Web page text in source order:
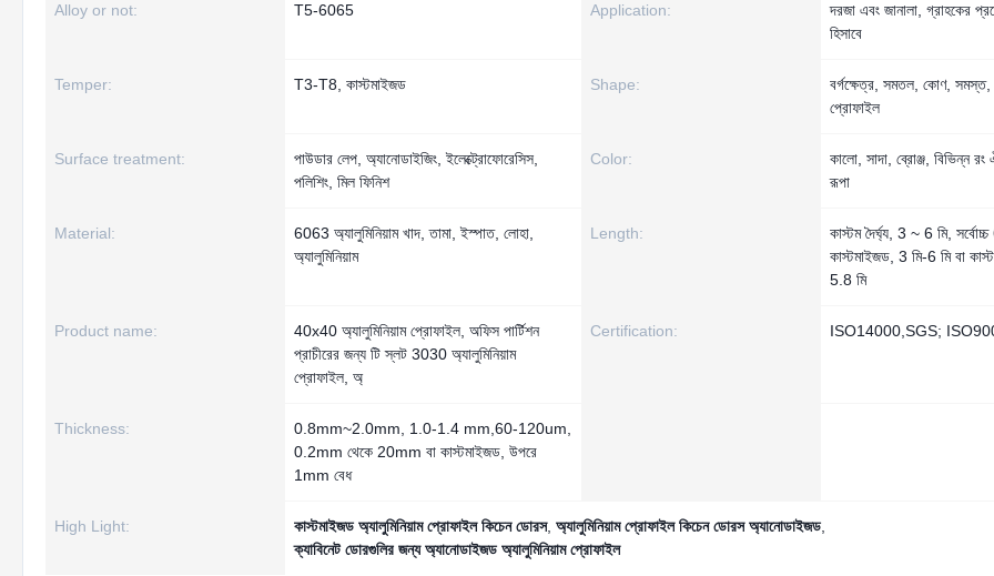
Alloy or not: T5-6065 Application:
দরজা এবং জানালা, গ্রাহকের
হিসাবে
Temper: T3-T8, কাস্টমাইজড Shape:
বর্গক্ষেত্র, সমতল, কোণ, সমস্ত,
প্রোফাইল
Surface treatment:
পাউডার লেপ, অ্যানোডাইজিং, ইলেক্ট্রোফোরেসিস,
পলিশিং, মিল ফিনিশ
Color:
কালো, সাদা, ব্রোঞ্জ, বিভিন্ন রং
রূপা
Material:
6063 অ্যালুমিনিয়াম খাদ, তামা, ইস্পাত, লোহা,
অ্যালুমিনিয়াম
Length:
কাস্টম দৈর্ঘ্য, 3 ~ 6 মি,
কাস্টমাইজড, 3 মি-6 মি বা
5.8 মি
Product name:
40x40 অ্যালুমিনিয়াম প্রোফাইল, অফিস পার্টিশন
প্রাচীরের জন্য টি স্লট 3030 অ্যালুমিনিয়াম
প্রোফাইল, অ্
Certification: ISO14000,SGS;
Thickness:
0.8mm~2.0mm, 1.0-1.4 mm,60-120um,
0.2mm থেকে 20mm বা কাস্টমাইজড, উপরে
1mm বেধ
High Light: কাস্টমাইজড অ্যালুমিনিয়াম প্রোফাইল কিচেন ডোরস, অ্যালুমিনিয়াম প্রোফাইল কিচেন ডোরস অ্যানোডাইজড,
ক্যাবিনেট ডোরগুলির জন্য অ্যানোডাইজড অ্যালুমিনিয়াম প্রোফাইল